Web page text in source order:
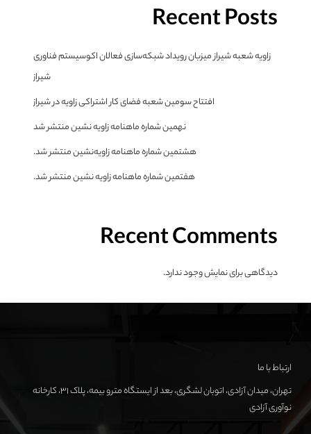
Recent Posts
زاویه شعبه شیراز میزبان رویداد شبکه‌سازی فعالان اکوسیستم فناوری
شیراز
افتتاح سومین شعبه فضای کار اشتراکی زاویه در شیراز
نهمین شماره ماهنامه زاویه نشین منتشر شد
هشتمین شماره ماهنامه زاویه‌نشین منتشر شد.
هفتمین شماره ماهنامه زاویه نشین منتشر شد.
Recent Comments
دیدگاهی برای نمایش وجود ندارد.
ارتباط با ما
تهران، میدان آزادی، اتوبان لشگری، بعد از ایستگاه مترو بیمه، پلاک ۳۱، کارخانه
نوآوری آزادی